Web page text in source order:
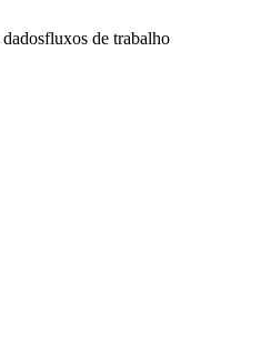
fluxos de trabalho